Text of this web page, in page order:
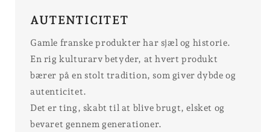
AUTENTICITET
Gamle franske produkter har sjæl og historie.
En rig kulturarv betyder, at hvert produkt
bærer på en stolt tradition, som giver dybde og
autenticitet.
Det er ting, skabt til at blive brugt, elsket og
bevaret gennem generationer.